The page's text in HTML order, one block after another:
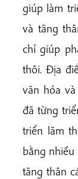
giúp làm
và tăng
chỉ giúp
thôi. Địa
văn hóa
đã từng
triển lãm
bằng
tăng thân